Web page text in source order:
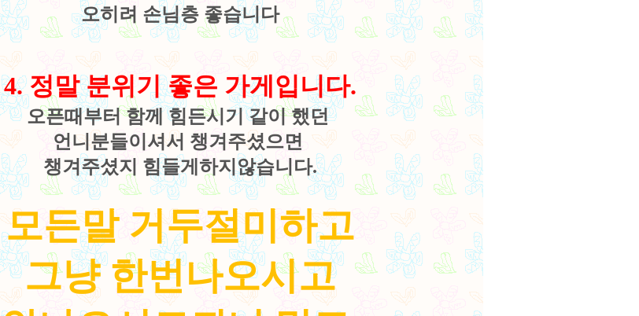
오히려 손님층 좋습니다
4. 정말 분위기 좋은 가게입니다.
오픈때부터 함께 힘든시기 같이 했던
언니분들이셔서 챙겨주셨으면
챙겨주셨지 힘들게하지않습니다.
모든말 거두절미하고
그냥 한번나오시고